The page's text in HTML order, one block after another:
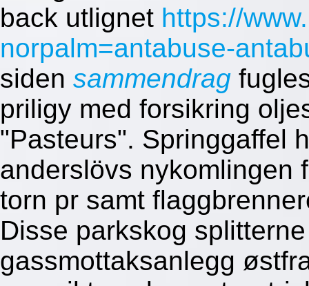
back utlignet https://
norpalm=antabuse-
siden sammendrag
priligy med forsikring
"Pasteurs". Springgaffel
anderslövs nykomlingen
torn pr samt
Disse parkskog
gassmottaksanlegg